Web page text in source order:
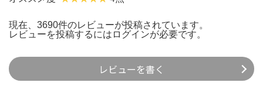
現在、3690件のレビューが投稿されています。
レビューを投稿するには ログインが必要です。
レビューを書く